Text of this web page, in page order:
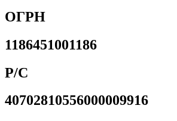
ОГРН
1186451001186
Р/С
40702810556000009916